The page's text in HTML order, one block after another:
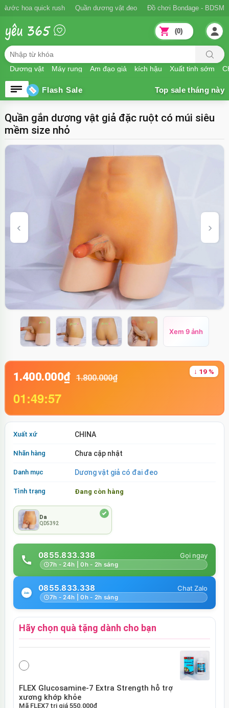
Ngăn xuất tinh sớm Nước hoa quick rush Quần dương vật đeo Đồ
Dương vật Máy rung Âm đạo giả kích hậu Xuất tinh sớm
(0)
Flash Sale
Quần gắn dương vật giả đặc ruột có múi siêu
mềm size nhỏ
Xem 9 ảnh
1.400.000₫ 1.800.000₫
↓ 19 %
01:49:56
Xuất xứ CHINA
Nhãn hàng Chưa cập nhật
Danh mục Dương vật giả có đai đeo
Tình trạng Đang còn hàng
Da
QD5392
0855.833.338
7h - 24h | 0h - 2h sáng
0855.833.338
7h - 24h | 0h - 2h sáng
Hãy chọn quà tặng dành cho bạn
FLEX Glucosamine-7 Extra Strength hỗ trợ
xương khớp khỏe
Mã FLEX7trị giá 550.000₫